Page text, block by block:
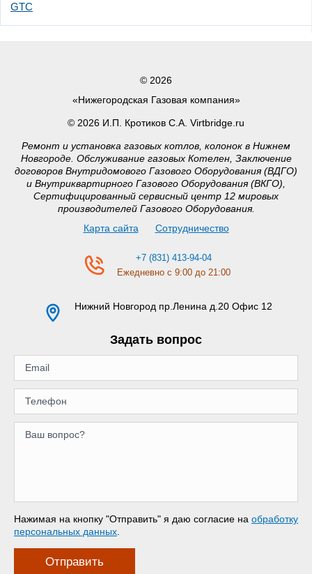
GTС
© 2026
«Нижегородская Газовая компания»
© 2026 И.П. Кротиков С.А. Virtbridge.ru
Ремонт и установка газовых котлов, колонок в Нижнем
Новгороде. Обслуживание газовых Котелен, Заключение
договоров Внутридомового Газового Оборудования (ВДГО)
и Внутриквартирного Газового Оборудования (ВКГО),
Сертифицированный сервисный центр 12 мировых
производителей Газового Оборудования.
Карта сайта
Сотрудничество
+7 (831) 413-94-04
Ежедневно с 9:00 до 21:00
Нижний Новгород пр.Ленина д.20 Офис 12
Задать вопрос
Нажимая на кнопку "Отправить" я даю согласие на обработку
персональных данных.
Отправить